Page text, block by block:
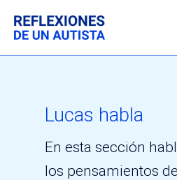
contenido
Lucas habla
En esta sección
los pensamientos